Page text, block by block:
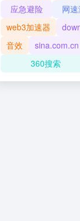
应急避险
网
web3加速器
音效
sina.com.cn
360搜索